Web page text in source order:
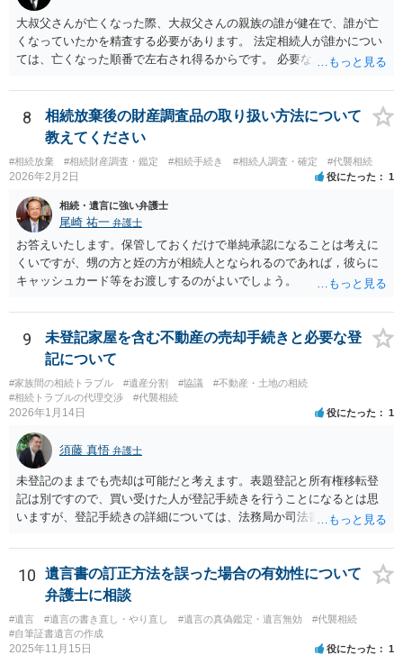
大叔父さんが亡くなった際、大叔父さんの親族の誰が健在で、誰が亡
くなっていたかを精査する必要があります。 法定相続人が誰かについ
ては、亡くなった順番で左右され得るからです。 必要な戸籍謄本を揃
8
相続放棄後の財産調査品の取り扱い方法について
教えてください
#相続放棄 #相続財産調査・鑑定 #相続手続き #相続人調査・確定 #代襲相続
2026年2月2日 役にたった 1
相続・遺言に強い弁護士
尾崎 祐一 弁護士
お答えいたします。保管しておくだけで単純承認になることは考えに
くいですが、甥の方と姪の方が相続人となられるのであれば，彼らに
キャッシュカード等をお渡しするのがよいでしょう。
9
未登記家屋を含む不動産の売却手続きと必要な登
記について
#家族間の相続トラブル #遺産分割 #協議
#不動産・土地の相続
#相続トラブルの代理交渉
#代襲相続
2026年1月14日 役にたった 1
須藤 真悟 弁護士
未登記のままでも売却は可能だと考えます。表題登記と所有権移転登
記は別ですので、買い受けた人が登記手続きを行うことになるとは思
いますが、登記手続きの詳細については、法務局か司法書士に確認す
10
遺言書の訂正方法を誤った場合の有効性について
弁護士に相談
#遺言 #遺言の書き直し・やり直し #遺言の真偽鑑定・遺言無効
#代襲相続
#自筆証書遺言の作成
2025年11月15日 役にたった 1